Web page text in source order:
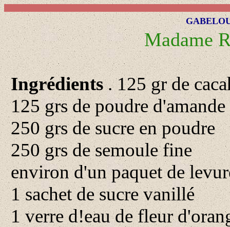
Madame
Ingrédients. 125 gr de
125 grs de poudre d'amande
250 grs de sucre en poudre
250 grs de semoule fine
environ d'un paquet de
1 sachet de sucre vanillé
1 verre d!eau de fleur